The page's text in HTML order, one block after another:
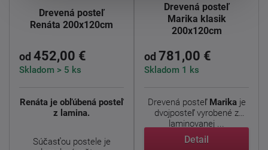
Drevená posteľ
Renáta 200x120cm
od 452,00 €
Skladom > 5 ks
Renáta je obľúbená posteľ
z lamina.
Súčasťou postele je
Drevená posteľ
Marika klasik
200x120cm
od 781,00 €
Skladom 1 ks
Drevená posteľ Marikaje
dvojposteľ vyrobené z
laminovanej ...
Detail